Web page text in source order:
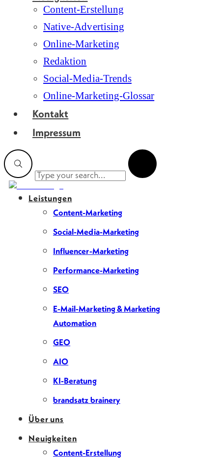
Content-Erstellung
Native-Advertising
Online-Marketing
Redaktion
Social-Media-Trends
Online-Marketing-Glossar
Kontakt
Impressum
Leistungen
Content-Marketing
Social-Media-Marketing
Influencer-Marketing
Performance-Marketing
SEO
E-Mail-Marketing & Marketing
Automation
GEO
AIO
KI-Beratung
brandsatz brainery
Über uns
Neuigkeiten
Content-Erstellung